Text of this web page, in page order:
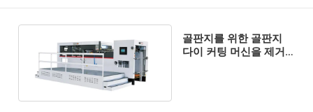
골판지를 위한 골판지
다이 커팅 머신을 제거